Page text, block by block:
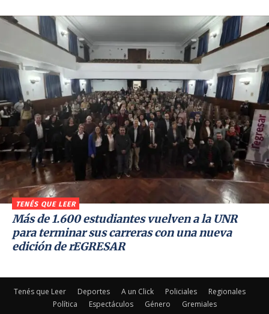
TENÉS QUE LEER
Más de 1.600 estudiantes vuelven a la UNR
para terminar sus carreras con una nueva
edición de rEGRESAR
Tenés que Leer Deportes A un Click Policiales
Regionales
Política
Espectáculos Género Gremiales